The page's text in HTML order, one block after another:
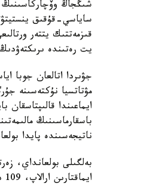
ساياسي-قۇقىق
قىزمەتتىك يتتەر
يت رەتىندە
جۋىردا اتالعان جوبا
مۋتاتسيا نۇكتەسىنە
ايماعىندا
باسقارماسىنىڭ
ناتيجەسىندە پايدا
بەلگىلى بولعانداي،